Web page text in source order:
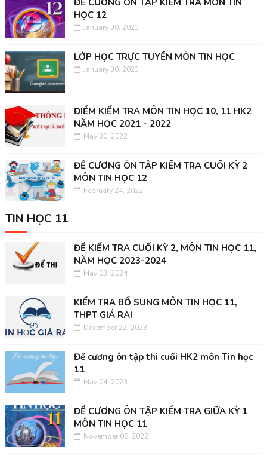
ĐỀ CƯƠNG ÔN TẬP KIỂM TRA MÔN TIN
HỌC 12
January 30, 2023
LỚP HỌC TRỰC TUYẾN MÔN TIN HỌC
January 30, 2023
ĐIỂM KIỂM TRA MÔN TIN HỌC 10, 11 HK2
NĂM HỌC 2021 - 2022
May 30, 2022
ĐỀ CƯƠNG ÔN TẬP KIỂM TRA CUỐI KỲ 2
MÔN TIN HỌC 12
February 24, 2022
TIN HỌC 11
ĐỀ KIỂM TRA CUỐI KỲ 2, MÔN TIN HỌC 11,
NĂM HỌC 2023-2024
May 03, 2024
KIỂM TRA BỔ SUNG MÔN TIN HỌC 11,
THPT GIÁ RAI
December 22, 2023
Đề cương ôn tập thi cuối HK2 môn Tin học
11
May 04, 2023
ĐỀ CƯƠNG ÔN TẬP KIỂM TRA GIỮA KỲ 1
MÔN TIN HỌC 11
November 08, 2022